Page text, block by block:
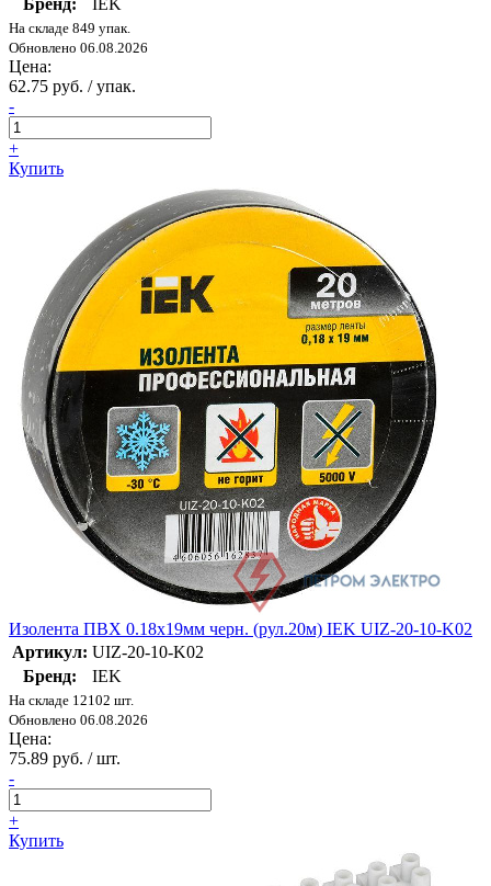
На складе 849 упак.
Обновлено 06.08.2026
Цена:
62.75 руб. / упак.
-
+
Купить
Изолента ПВХ 0.18х19мм черн. (рул.20м) IEK UIZ-20-10-K02
Артикул: UIZ-20-10-K02
Бренд:
IEK
На складе 12102 шт.
Обновлено 06.08.2026
Цена:
75.89 руб. / шт.
-
+
Купить